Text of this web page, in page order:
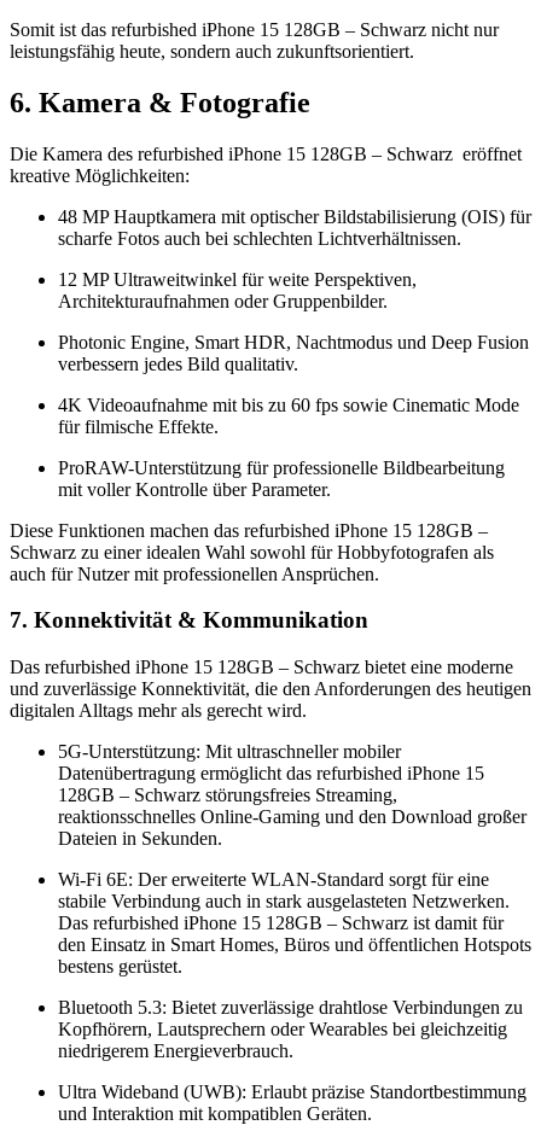
Somit ist das refurbished iPhone 15 128GB – Schwarz nicht nur
leistungsfähig heute, sondern auch zukunftsorientiert.
6. Kamera & Fotografie
Die Kamera des refurbished iPhone 15 128GB – Schwarz eröffnet
kreative Möglichkeiten:
48 MP Hauptkamera mit optischer Bildstabilisierung (OIS) für
scharfe Fotos auch bei schlechten Lichtverhältnissen.
12 MP Ultraweitwinkel für weite Perspektiven,
Architekturaufnahmen oder Gruppenbilder.
Photonic Engine, Smart HDR, Nachtmodus und Deep Fusion
verbessern jedes Bild qualitativ.
4K Videoaufnahme mit bis zu 60 fps sowie Cinematic Mode
für filmische Effekte.
ProRAW-Unterstützung für professionelle Bildbearbeitung
mit voller Kontrolle über Parameter.
Diese Funktionen machen das refurbished iPhone 15 128GB –
Schwarz zu einer idealen Wahl sowohl für Hobbyfotografen als
auch für Nutzer mit professionellen Ansprüchen.
7. Konnektivität & Kommunikation
Das refurbished iPhone 15 128GB – Schwarz bietet eine moderne
und zuverlässige Konnektivität, die den Anforderungen des heutigen
digitalen Alltags mehr als gerecht wird.
5G-Unterstützung: Mit ultraschneller mobiler
Datenübertragung ermöglicht das refurbished iPhone 15
128GB – Schwarz störungsfreies Streaming,
reaktionsschnelles Online-Gaming und den Download großer
Dateien in Sekunden.
Wi-Fi 6E: Der erweiterte WLAN-Standard sorgt für eine
stabile Verbindung auch in stark ausgelasteten Netzwerken.
Das refurbished iPhone 15 128GB – Schwarz ist damit für
den Einsatz in Smart Homes, Büros und öffentlichen Hotspots
bestens gerüstet.
Bluetooth 5.3: Bietet zuverlässige drahtlose Verbindungen zu
Kopfhörern, Lautsprechern oder Wearables bei gleichzeitig
niedrigerem Energieverbrauch.
Ultra Wideband (UWB): Erlaubt präzise Standortbestimmung
und Interaktion mit kompatiblen Geräten.